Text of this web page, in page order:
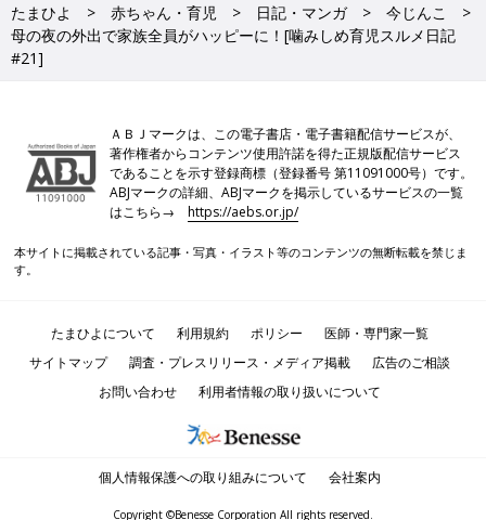
たまひよ 赤ちゃん・育児 日記・マンガ
今じんこ
母の夜の外出で家族全員がハッピーに！[噛みしめ育児スルメ日記
#21]
ＡＢＪマークは、この電子書店・電子書籍配信サービスが、
著作権者からコンテンツ使用許諾を得た正規版配信サービス
であることを示す登録商標（登録番号 第11091000号）です。
ABJマークの詳細、ABJマークを掲示しているサービスの一覧
はこちら→https://aebs.or.jp/
本サイトに掲載されている記事・写真・イラスト等のコンテンツの無断転載を禁じま
す。
たまひよについて 利用規約 ポリシー
医師・専門家一覧
サイトマップ
調査・プレスリリース・メディア掲載
広告のご相談
お問い合わせ
利用者情報の取り扱いについて
個人情報保護への取り組みについて 会社案内
Copyright ©Benesse Corporation All rights reserved.